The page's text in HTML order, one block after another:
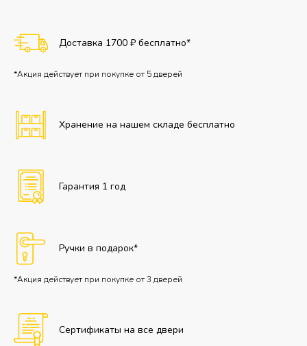
Доставка 1700 ₽ бесплатно*
*Акция действует при покупке от 5 дверей
Хранение на нашем складе бесплатно
Гарантия 1 год
Ручки в подарок*
*Акция действует при покупке от 3 дверей
Сертификаты на все двери